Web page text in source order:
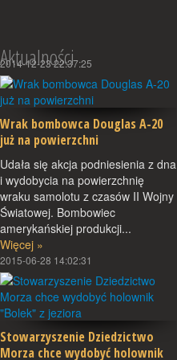
Aktualności
2014-12-23 22:37:25
Wrak bombowca Douglas A-20
już na powierzchni
Udała się akcja podniesienia z dna
i wydobycia na powierzchnię
wraku samolotu z czasów II Wojny
Światowej. Bombowiec
amerykańskiej produkcji...
Więcej »
2015-06-28 14:02:31
Stowarzyszenie Dziedzictwo
Morza chce wydobyć holownik